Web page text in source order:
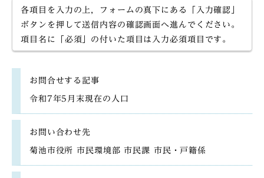
各項目を入力の上，フォームの真下にある「入力確認」
ボタンを押して送信内容の確認画面へ進んでください。
項目名に「必須」の付いた項目は入力必須項目です。
お問合せする記事
令和7年5月末現在の人口
お問い合わせ先
菊池市役所 市民環境部 市民課 市民・戸籍係